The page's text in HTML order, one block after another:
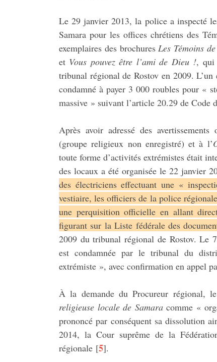
Le 29 janvier 2013, la police a inspecté
Samara pour les offices chrétiens des
exemplaires des brochures Les Témoins
et Vous pouvez être l’ami de Dieu !, qui
tribunal régional de Rostov en 2009.
condamné à payer 3 000 roubles pour «
massive » suivant l’article 20.29 de Code
Après avoir adressé des
(groupe religieux non enregistré) et à l’
toute forme d’activités extrémistes était
des locaux a été organisée le 22 janvier
des électriciens effectuant une «
vestiaire, les officiers de la police
une perquisition officielle en allant
figurant sur la Liste fédérale des
2009 du tribunal régional de Rostov. Le
est condamnée par le tribunal du
extrémiste », avec confirmation en appel
À la demande du Procureur régional,
religieuse locale de Samaracomme «
prononcé par conséquent sa dissolution
2014, la Cour suprême de la
régionale [5].